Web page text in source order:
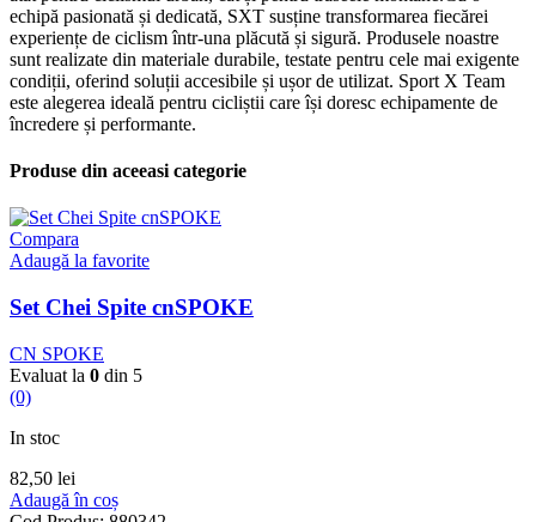
echipă pasionată și dedicată, SXT susține transformarea fiecărei
experiențe de ciclism într-una plăcută și sigură. Produsele noastre
sunt realizate din materiale durabile, testate pentru cele mai exigente
condiții, oferind soluții accesibile și ușor de utilizat. Sport X Team
este alegerea ideală pentru cicliștii care își doresc echipamente de
încredere și performante.
Produse din aceeasi categorie
Compara
Adaugă la favorite
Set Chei Spite cnSPOKE
CN SPOKE
Evaluat la 0 din 5
(0)
In stoc
82,50 lei
Adaugă în coș